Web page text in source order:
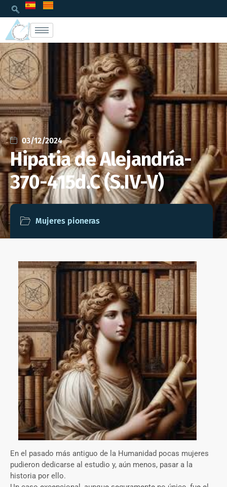
03/12/2024
Hipatia de Alejandría-
370-415d.C (S.IV-V)
Mujeres pioneras
En el pasado más antiguo de la Humanidad pocas mujeres
pudieron dedicarse al estudio y, aún menos, pasar a la
historia por ello.